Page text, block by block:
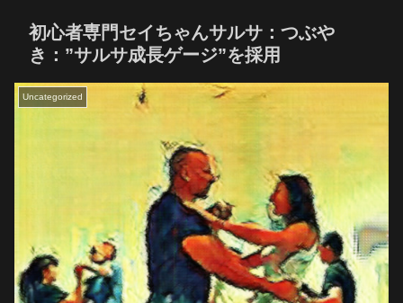
初心者専門セイちゃんサルサ：つぶや
き：”サルサ成長ゲージ”を採用
Uncategorized